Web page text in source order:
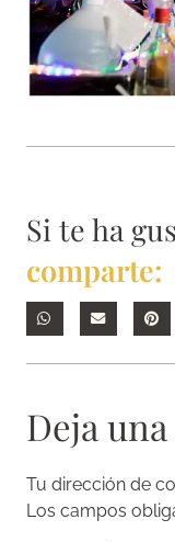
Si te ha
comparte:
Deja
Tu dirección de
Los campos